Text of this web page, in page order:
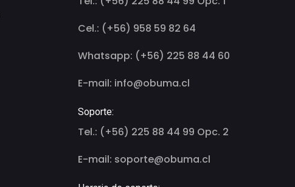
Cel.: (+56) 958 59 82 64
Whatsapp: (+56) 225 88 44 60
E-mail: info@obuma.cl
Soporte:
Tel.: (+56) 225 88 44 99 Opc. 2
E-mail: soporte@obuma.cl